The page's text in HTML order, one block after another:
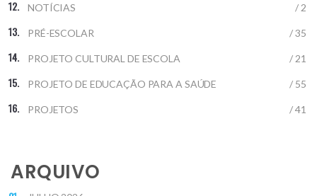
NOTÍCIAS / 2
PRÉ-ESCOLAR / 35
PROJETO CULTURAL DE ESCOLA / 21
PROJETO DE EDUCAÇÃO PARA A SAÚDE / 55
PROJETOS / 41
ARQUIVO